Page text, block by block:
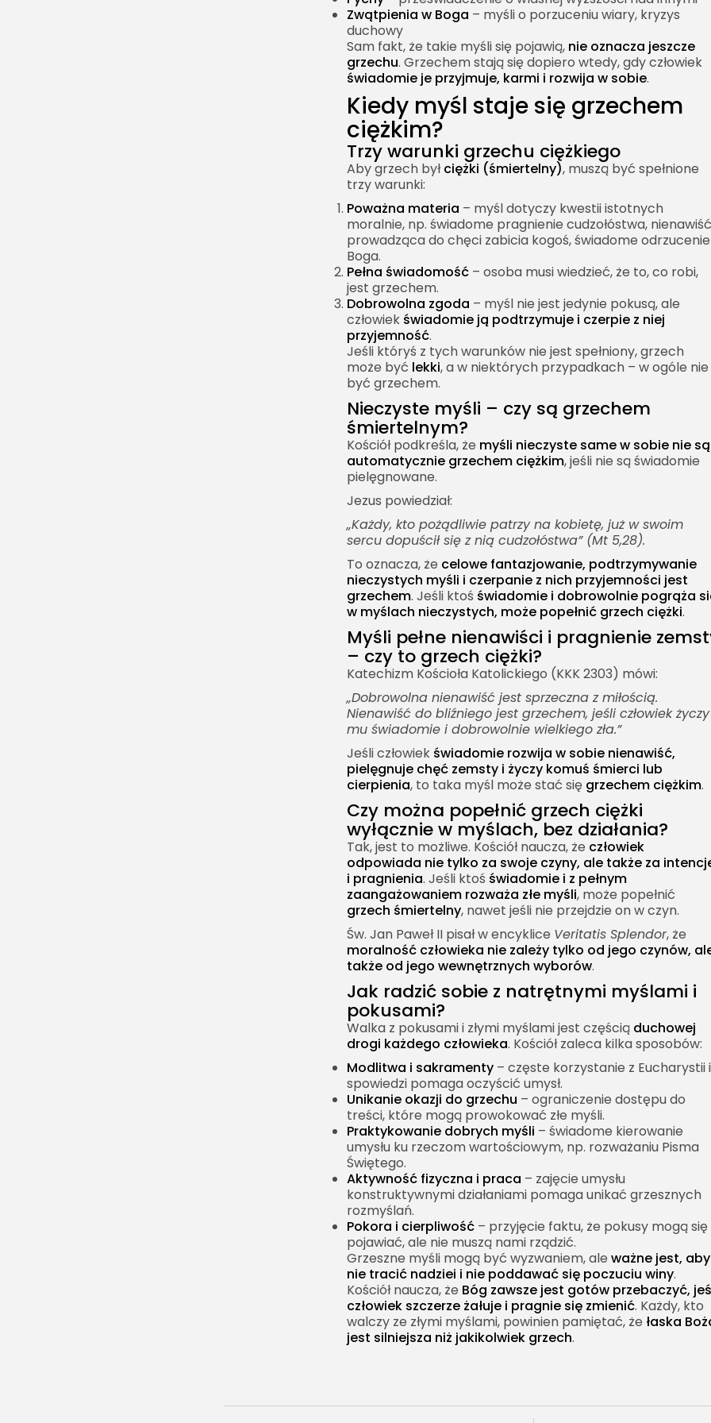
Zwątpienia w Boga – myśli o porzuceniu wiary, kryzys
duchowy
Sam fakt, że takie myśli się pojawią, nie oznacza jeszcze
grzechu. Grzechem stają się dopiero wtedy, gdy człowiek
świadomie je przyjmuje, karmi i rozwija w sobie.
Kiedy myśl staje się grzechem
ciężkim?
Trzy warunki grzechu ciężkiego
Aby grzech byłciężki (śmiertelny), muszą być spełnione
trzy warunki:
Poważna materia – myśl dotyczy kwestii istotnych
moralnie, np. świadome pragnienie cudzołóstwa, nienawiść
prowadząca do chęci zabicia kogoś, świadome odrzucenie
Boga.
Pełna świadomość – osoba musi wiedzieć, że to, co robi,
jest grzechem.
Dobrowolna zgoda – myśl nie jest jedynie pokusą, ale
człowiek świadomie ją podtrzymuje i czerpie z niej
przyjemność.
Jeśli któryś z tych warunków nie jest spełniony, grzech
może być lekki, a w niektórych przypadkach – w ogóle nie
być grzechem.
Nieczyste myśli – czy są grzechem
śmiertelnym?
Kościół podkreśla, że myśli nieczyste same w sobie nie są
automatycznie grzechem ciężkim, jeśli nie są świadomie
pielęgnowane.
Jezus powiedział:
„Każdy, kto pożądliwie patrzy na kobietę, już w swoim
sercu dopuścił się z nią cudzołóstwa” (Mt 5,28).
To oznacza, że celowe fantazjowanie, podtrzymywanie
nieczystych myśli i czerpanie z nich przyjemności jest
grzechem. Jeśli ktoś świadomie i dobrowolnie pogrąża
w myślach nieczystych, może popełnić grzech ciężki.
Myśli pełne nienawiści i pragnienie
– czy to grzech ciężki?
Katechizm Kościoła Katolickiego (KKK 2303) mówi:
„Dobrowolna nienawiść jest sprzeczna z miłością.
Nienawiść do bliźniego jest grzechem, jeśli człowiek życzy
mu świadomie i dobrowolnie wielkiego zła.”
Jeśli człowiek świadomie rozwija w sobie nienawiść,
pielęgnuje chęć zemsty i życzy komuś śmierci lub
cierpienia, to taka myśl może stać się grzechem ciężkim.
Czy można popełnić grzech ciężki
wyłącznie w myślach, bez działania?
Tak, jest to możliwe. Kościół naucza, że człowiek
odpowiada nie tylko za swoje czyny, ale także za
i pragnienia. Jeśli ktoś świadomie i z pełnym
zaangażowaniem rozważa złe myśli, może popełnić
grzech śmiertelny, nawet jeśli nie przejdzie on w czyn.
Św. Jan Paweł II pisał w encyklice Veritatis Splendor, że
moralność człowieka nie zależy tylko od jego czynów,
także od jego wewnętrznych wyborów.
Jak radzić sobie z natrętnymi myślami i
pokusami?
Walka z pokusami i złymi myślami jest częścią duchowej
drogi każdego człowieka. Kościół zaleca kilka sposobów:
Modlitwa i sakramenty – częste korzystanie z Eucharystii i
spowiedzi pomaga oczyścić umysł.
Unikanie okazji do grzechu – ograniczenie dostępu do
treści, które mogą prowokować złe myśli.
Praktykowanie dobrych myśli – świadome kierowanie
umysłu ku rzeczom wartościowym, np. rozważaniu Pisma
Świętego.
Aktywność fizyczna i praca – zajęcie umysłu
konstruktywnymi działaniami pomaga unikać grzesznych
rozmyślań.
Pokora i cierpliwość – przyjęcie faktu, że pokusy mogą się
pojawiać, ale nie muszą nami rządzić.
Grzeszne myśli mogą być wyzwaniem, ale ważne jest, aby
nie tracić nadziei i nie poddawać się poczuciu winy.
Kościół naucza, że Bóg zawsze jest gotów przebaczyć,
człowiek szczerze żałuje i pragnie się zmienić. Każdy, kto
walczy ze złymi myślami, powinien pamiętać, że łaska
jest silniejsza niż jakikolwiek grzech.